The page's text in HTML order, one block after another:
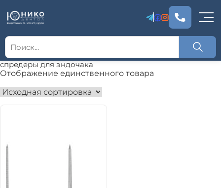
спредеры для эндочака
Отображение единственного товара